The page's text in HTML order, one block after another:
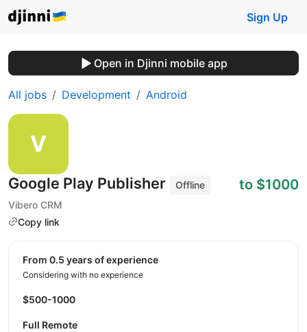
Sign Up
Open in Djinni mobile app
All jobs Development Android
Google Play Publisher
Offline
Vibero CRM
Copy link
to $1000
from 0.5 years of experience
Considering with no experience
$500-1000
Full Remote